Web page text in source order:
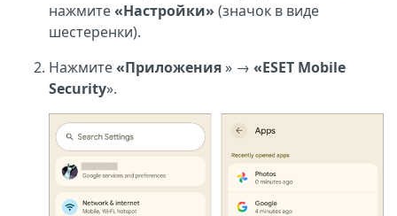
нажмите«Настройки» (значок в виде
шестеренки).
Нажмите«Приложения» → «ESET Mobile
Security».